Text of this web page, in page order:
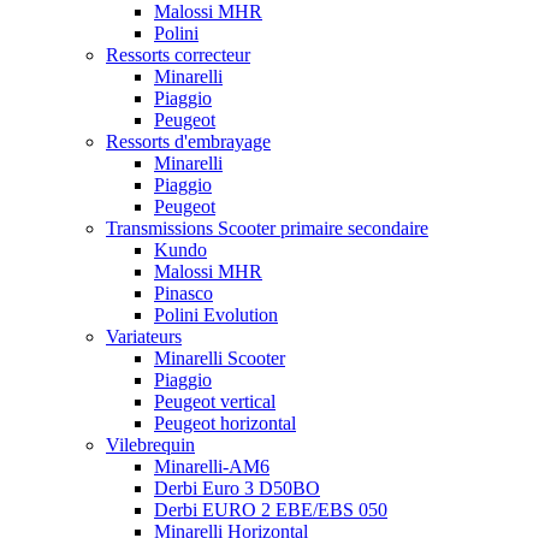
Malossi MHR
Polini
Ressorts correcteur
Minarelli
Piaggio
Peugeot
Ressorts d'embrayage
Minarelli
Piaggio
Peugeot
Transmissions Scooter primaire secondaire
Kundo
Malossi MHR
Pinasco
Polini Evolution
Variateurs
Minarelli Scooter
Piaggio
Peugeot vertical
Peugeot horizontal
Vilebrequin
Minarelli-AM6
Derbi Euro 3 D50BO
Derbi EURO 2 EBE/EBS 050
Minarelli Horizontal